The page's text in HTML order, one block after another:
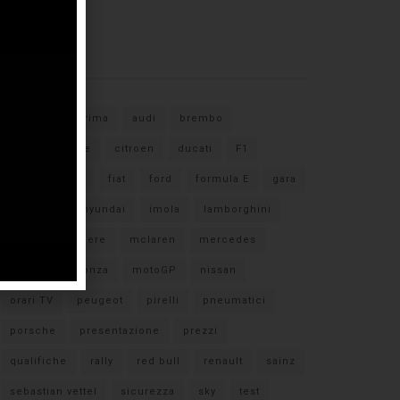
anteprima audi brembo
caratteristiche citroen ducati F1
fiat ford formula E gara
hyundai imola lamborghini
libere mclaren mercedes
monza motoGP nissan
orari TV peugeot pirelli pneumatici
porsche presentazione prezzi
qualifiche rally red bull renault sainz
sebastian vettel sicurezza sky test